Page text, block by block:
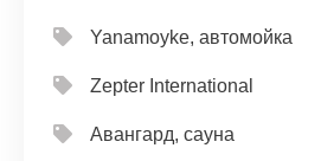
Yanamoyke, автомойка
Zepter International
Авангард, сауна